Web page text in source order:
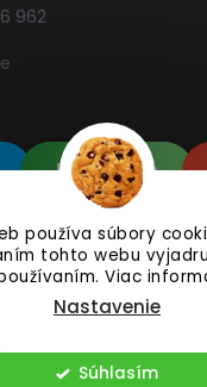
používa súbory
tohto webu
Viac
Nastavenie
Súhlasím
962
Renovované
Apple's
Doplnkové
Príslušenstvo
iguru.sk. Všetky práva